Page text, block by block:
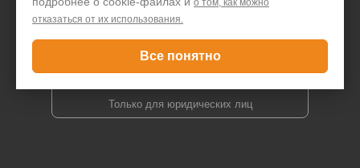
о том, как можно
отказаться от их использования.
Все понятно
Задать вопрос
Только для юридических лиц